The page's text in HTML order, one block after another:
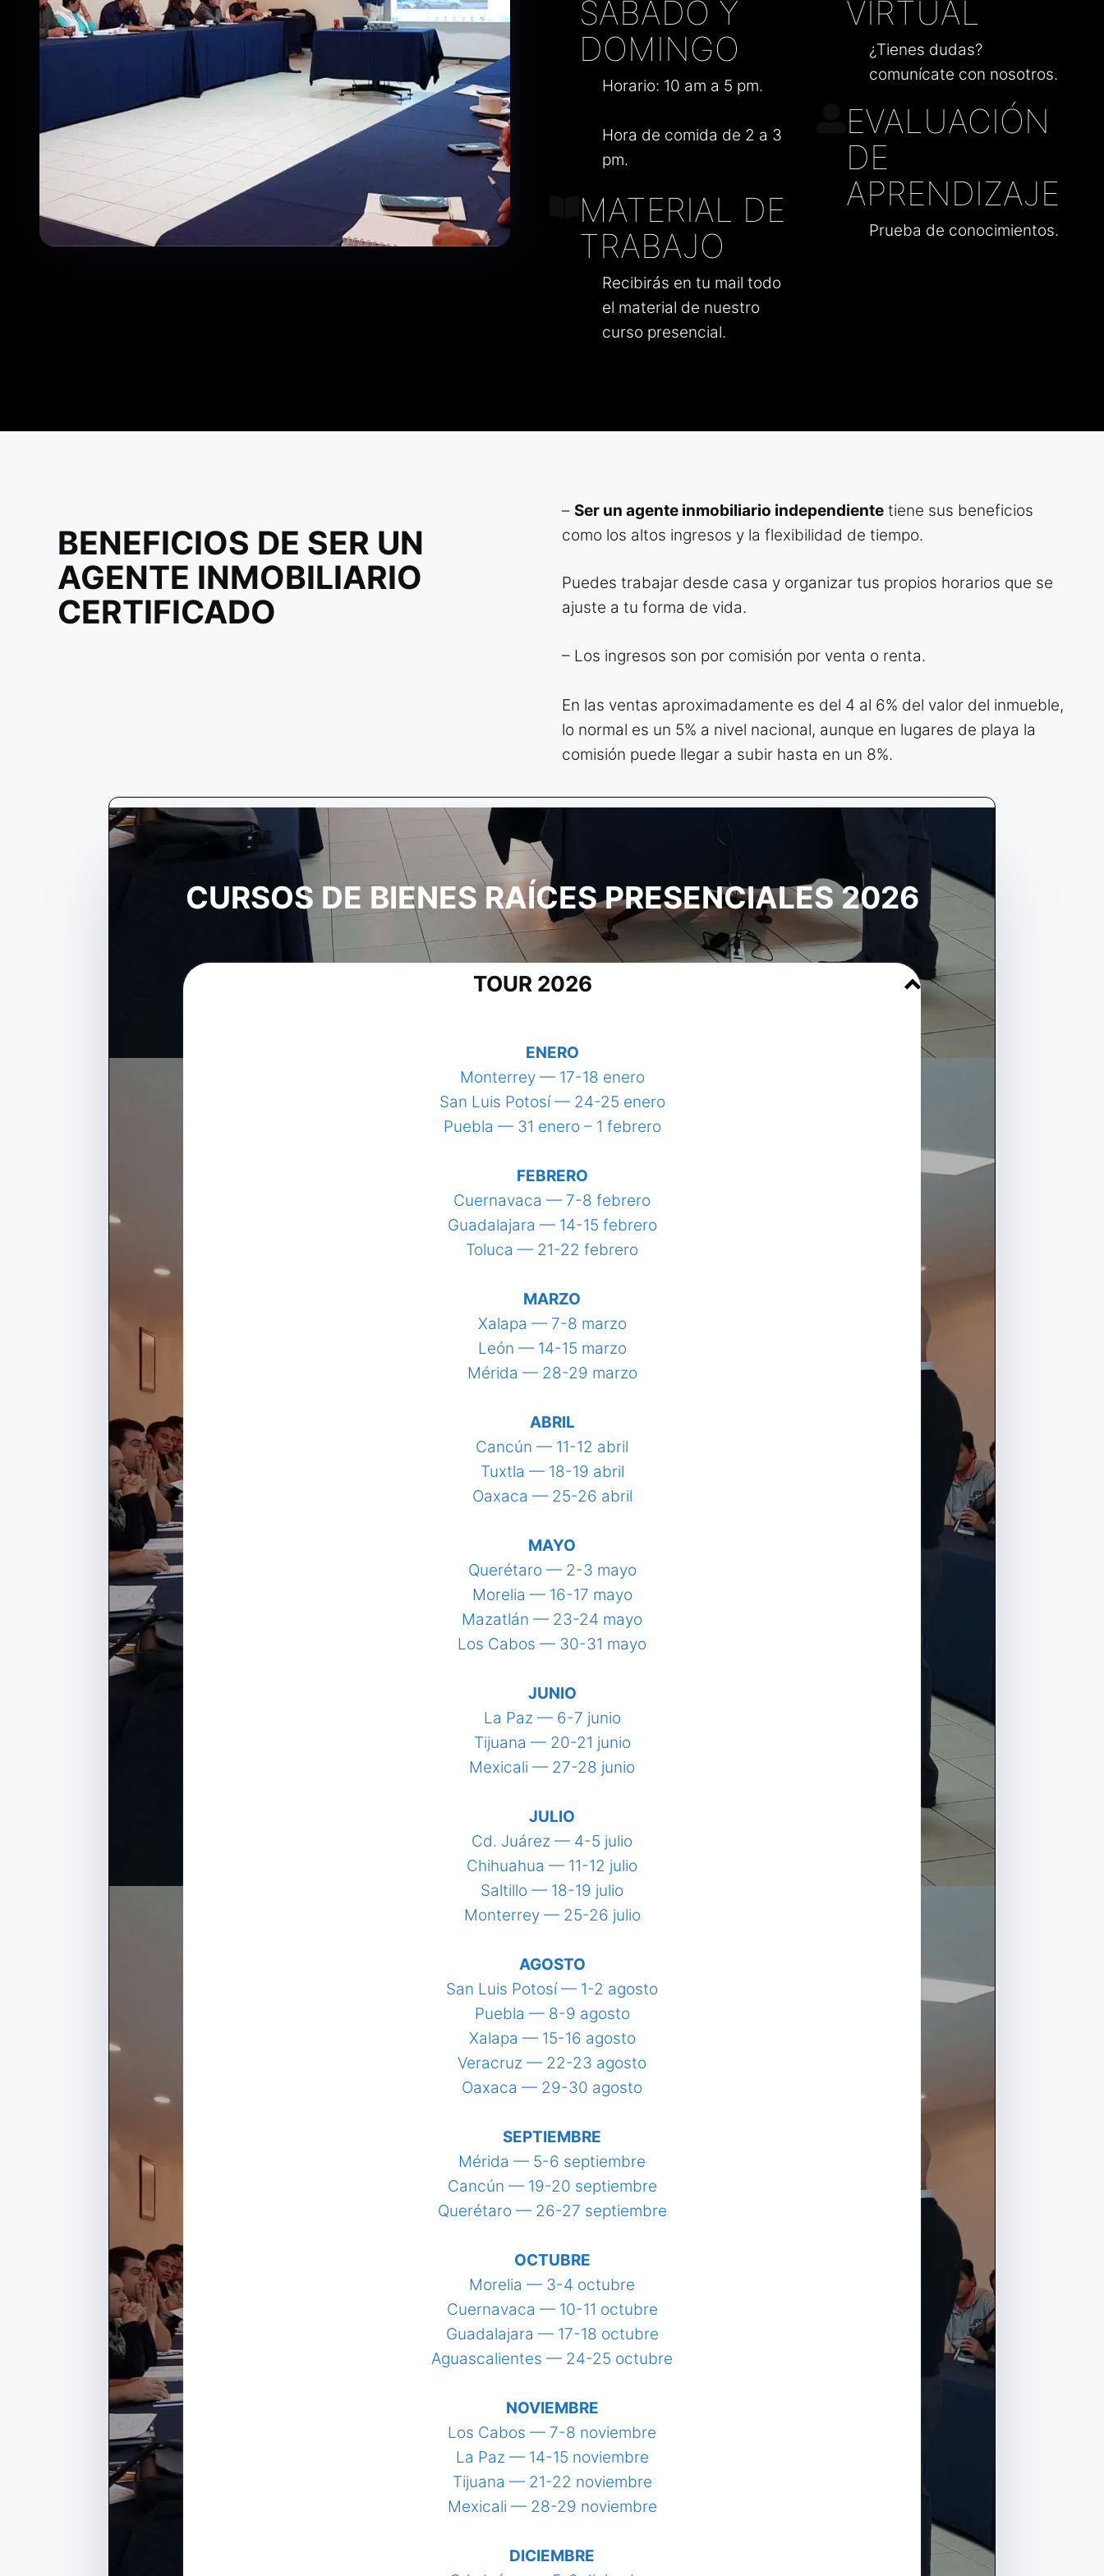
SÁBADO Y
DOMINGO
Horario: 10 am a 5 pm.
Hora de comida de 2 a 3
pm.
MATERIAL DE
TRABAJO
Recibirás en tu mail todo
el material de nuestro
curso presencial.
VIRTUAL
¿Tienes dudas?
comunícate con nosotros.
EVALUACIÓN
DE
APRENDIZAJE
Prueba de conocimientos.
BENEFICIOS DE SER UN
AGENTE INMOBILIARIO
CERTIFICADO
– Ser un agente inmobiliario independiente tiene sus beneficios
como los altos ingresos y la flexibilidad de tiempo.
Puedes trabajar desde casa y organizar tus propios horarios que se
ajuste a tu forma de vida.
– Los ingresos son por comisión por venta o renta.
En las ventas aproximadamente es del 4 al 6% del valor del inmueble,
lo normal es un 5% a nivel nacional, aunque en lugares de playa la
comisión puede llegar a subir hasta en un 8%.
CURSOS DE BIENES RAÍCES PRESENCIALES 2026
TOUR 2026
ENERO
Monterrey — 17-18 enero
San Luis Potosí — 24-25 enero
Puebla — 31 enero – 1 febrero
FEBRERO
Cuernavaca — 7-8 febrero
Guadalajara — 14-15 febrero
Toluca — 21-22 febrero
MARZO
Xalapa — 7-8 marzo
León — 14-15 marzo
Mérida — 28-29 marzo
ABRIL
Cancún — 11-12 abril
Tuxtla — 18-19 abril
Oaxaca — 25-26 abril
MAYO
Querétaro — 2-3 mayo
Morelia — 16-17 mayo
Mazatlán — 23-24 mayo
Los Cabos — 30-31 mayo
JUNIO
La Paz — 6-7 junio
Tijuana — 20-21 junio
Mexicali — 27-28 junio
JULIO
Cd. Juárez — 4-5 julio
Chihuahua — 11-12 julio
Saltillo — 18-19 julio
Monterrey — 25-26 julio
AGOSTO
San Luis Potosí — 1-2 agosto
Puebla — 8-9 agosto
Xalapa — 15-16 agosto
Veracruz — 22-23 agosto
Oaxaca — 29-30 agosto
SEPTIEMBRE
Mérida — 5-6 septiembre
Cancún — 19-20 septiembre
Querétaro — 26-27 septiembre
OCTUBRE
Morelia — 3-4 octubre
Cuernavaca — 10-11 octubre
Guadalajara — 17-18 octubre
Aguascalientes — 24-25 octubre
NOVIEMBRE
Los Cabos — 7-8 noviembre
La Paz — 14-15 noviembre
Tijuana — 21-22 noviembre
Mexicali — 28-29 noviembre
DICIEMBRE